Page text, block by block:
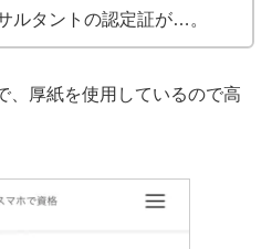
ルタントの認定証が…。
、厚紙を使用しているので高